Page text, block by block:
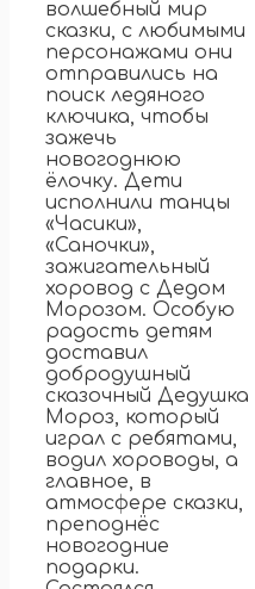
волшебный мир
сказки, с любимыми
персонажами они
отправились на
поиск ледяного
ключика, чтобы
зажечь
новогоднюю
ёлочку. Дети
исполнили танцы
«Часики»,
«Саночки»,
зажигательный
хоровод с Дедом
Морозом. Особую
радость детям
доставил
добродушный
сказочный Дедушка
Мороз, который
играл с ребятами,
водил хороводы, а
главное, в
атмосфере сказки,
преподнёс
новогодние
подарки.